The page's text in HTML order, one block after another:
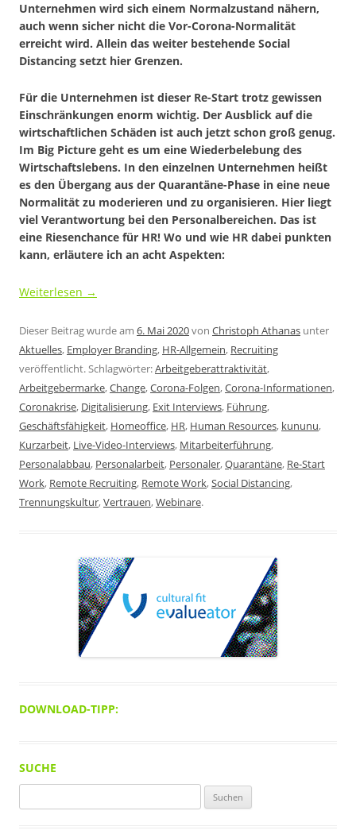
Unternehmen wird sich einem Normalzustand nähern,
auch wenn sicher nicht die Vor-Corona-Normalität
erreicht wird. Allein das weiter bestehende Social
Distancing setzt hier Grenzen.
Für die Unternehmen ist dieser Re-Start trotz gewissen
Einschränkungen enorm wichtig. Der Ausblick auf die
wirtschaftlichen Schäden ist auch jetzt schon groß genug.
Im Big Picture geht es um eine Wiederbelebung des
Wirtschaftslebens. In den einzelnen Unternehmen heißt
es den Übergang aus der Quarantäne-Phase in eine neue
Normalität zu moderieren und zu organisieren. Hier liegt
viel Verantwortung bei den Personalbereichen. Das ist
eine Riesenchance für HR! Wo und wie HR dabei punkten
kann, erläutere ich an acht Aspekten:
Weiterlesen →
Dieser Beitrag wurde am 6. Mai 2020von Christoph Athanas unter
Aktuelles, Employer Branding, HR-Allgemein, Recruiting
veröffentlicht. Schlagwörter:Arbeitgeberattraktivität,
Arbeitgebermarke,Change,Corona-Folgen,Corona-Informationen,
Coronakrise, Digitalisierung, Exit Interviews, Führung,
Geschäftsfähigkeit, Homeoffice, HR, Human Resources, kununu,
Kurzarbeit, Live-Video-Interviews, Mitarbeiterführung,
Personalabbau, Personalarbeit, Personaler,Quarantäne, Re-Start
Work, Remote Recruiting, Remote Work,Social Distancing,
Trennungskultur,Vertrauen,Webinare.
DOWNLOAD-TIPP:
SUCHE
nach: